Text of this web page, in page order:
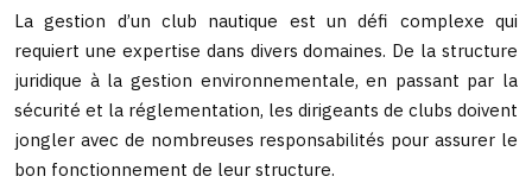
La gestion d’un club nautique est un défi complexe qui
requiert une expertise dans divers domaines. De la structure
juridique à la gestion environnementale, en passant par la
sécurité et la réglementation, les dirigeants de clubs doivent
jongler avec de nombreuses responsabilités pour assurer le
bon fonctionnement de leur structure.